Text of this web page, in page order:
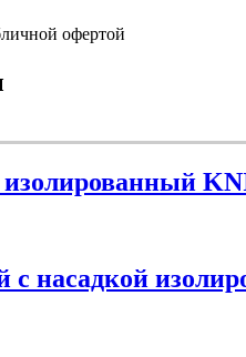
офертой
с насадкой